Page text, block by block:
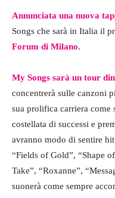
Annunciata una nuova
Songs che sarà in Italia il
Forum di Milano.
My Songs sarà un tour
concentrerà sulle canzoni
sua prolifica carriera come
costellata di successi e
avranno modo di sentire
“Fields of Gold”, “Shape
Take”, “Roxanne”,
suonerà come sempre